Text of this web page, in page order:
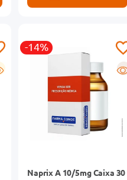
-14%
R
Naprix A 10/5mg Caixa 30